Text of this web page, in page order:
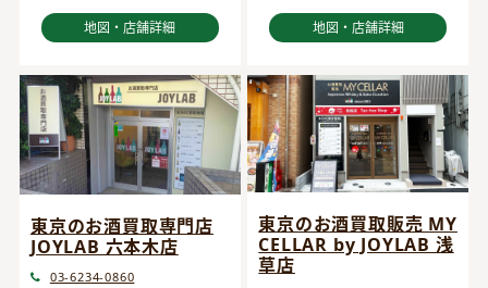
地図・店舗詳細 地図・店舗詳細
東京のお酒買取専門店
JOYLAB 六本木店
03-6234-0860
東京のお酒買取販売 MY
CELLAR by JOYLAB 浅
草店